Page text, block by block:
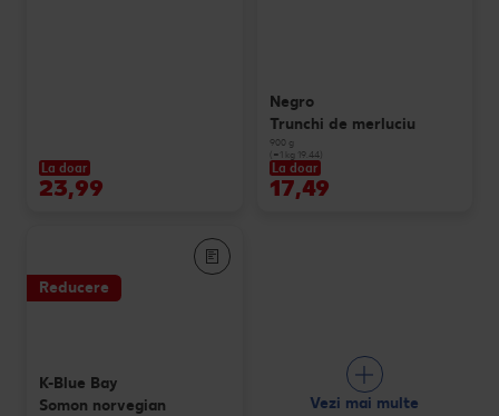
La doar
23,99
Negro
Trunchi de merluciu
900 g
(=1 kg 19.44)
La doar
17,49
Reducere
K-Blue Bay
Somon norvegian
Vezi mai multe